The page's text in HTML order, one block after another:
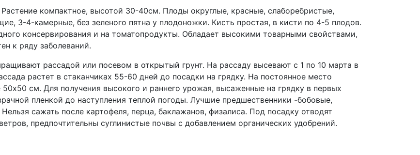
компактное, высотой 30-40см. Плоды округлые, красные, слаборебристые,
3-4-камерные, без зеленого пятна у плодоножки. Кисть простая, в кисти по 4-5 плодов.
консервирования и на томатопродукты. Обладает высокими товарными свойствами,
к ряду заболеваний.
рассадой или посевом в открытый грунт. На рассаду высевают с 1 по 10 марта в
растет в стаканчиках 55-60 дней до посадки на грядку. На постоянное место
см. Для получения высокого и раннего урожая, высаженные на грядку в первых
пленкой до наступления теплой погоды. Лучшие предшественники -бобовые,
сажать после картофеля, перца, баклажанов, физалиса. Под посадку отводят
предпочтительны суглинистые почвы с добавлением органических удобрений.